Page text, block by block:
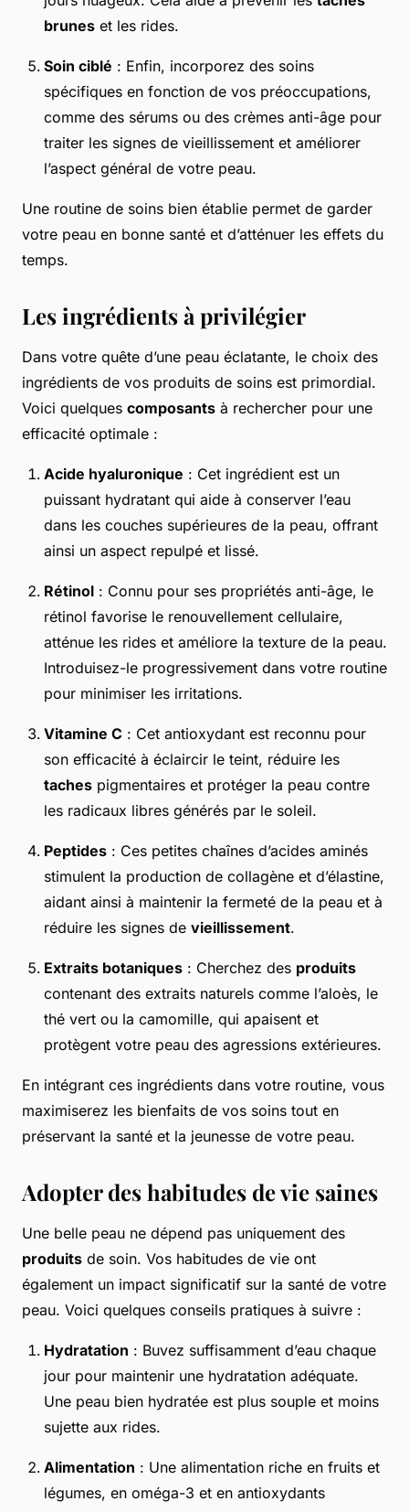
brunes et les rides.
Soin ciblé : Enfin, incorporez des soins
spécifiques en fonction de vos préoccupations,
comme des sérums ou des crèmes anti-âge pour
traiter les signes de vieillissement et améliorer
l’aspect général de votre peau.
Une routine de soins bien établie permet de garder
votre peau en bonne santé et d’atténuer les effets du
temps.
Les ingrédients à privilégier
Dans votre quête d’une peau éclatante, le choix des
ingrédients de vos produits de soins est primordial.
Voici quelques composants à rechercher pour une
efficacité optimale :
Acide hyaluronique : Cet ingrédient est un
puissant hydratant qui aide à conserver l’eau
dans les couches supérieures de la peau, offrant
ainsi un aspect repulpé et lissé.
Rétinol : Connu pour ses propriétés anti-âge, le
rétinol favorise le renouvellement cellulaire,
atténue les rides et améliore la texture de la peau.
Introduisez-le progressivement dans votre routine
pour minimiser les irritations.
Vitamine C : Cet antioxydant est reconnu pour
son efficacité à éclaircir le teint, réduire les
taches pigmentaires et protéger la peau contre
les radicaux libres générés par le soleil.
Peptides : Ces petites chaînes d’acides aminés
stimulent la production de collagène et d’élastine,
aidant ainsi à maintenir la fermeté de la peau et à
réduire les signes de vieillissement.
Extraits botaniques : Cherchez des produits
contenant des extraits naturels comme l’aloès, le
thé vert ou la camomille, qui apaisent et
protègent votre peau des agressions extérieures.
En intégrant ces ingrédients dans votre routine, vous
maximiserez les bienfaits de vos soins tout en
préservant la santé et la jeunesse de votre peau.
Adopter des habitudes de vie saines
Une belle peau ne dépend pas uniquement des
produits de soin. Vos habitudes de vie ont
également un impact significatif sur la santé de votre
peau. Voici quelques conseils pratiques à suivre :
Hydratation : Buvez suffisamment d’eau chaque
jour pour maintenir une hydratation adéquate.
Une peau bien hydratée est plus souple et moins
sujette aux rides.
Alimentation : Une alimentation riche en fruits et
légumes, en oméga-3 et en antioxydants